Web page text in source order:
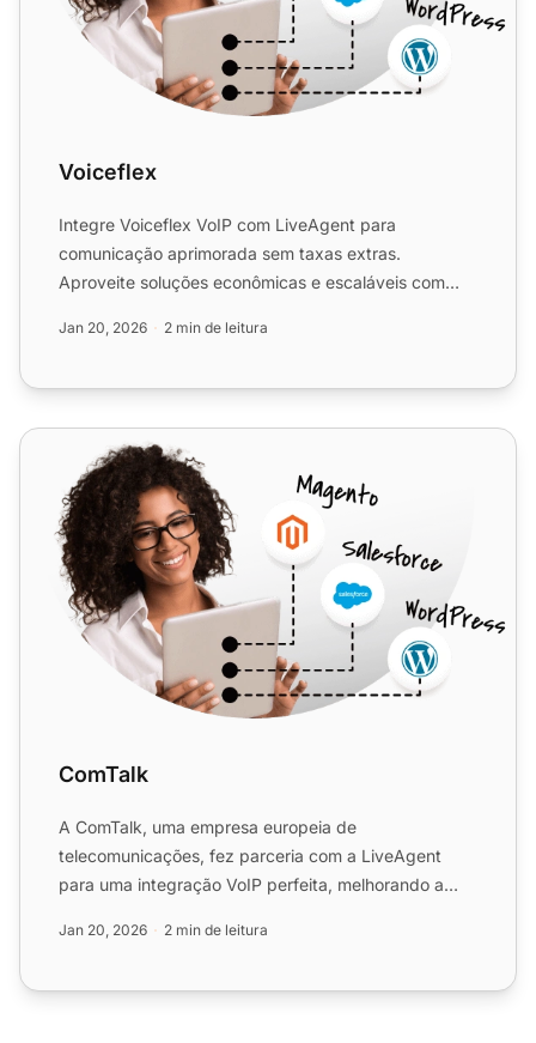
Voiceflex
Integre Voiceflex VoIP com LiveAgent para
comunicação aprimorada sem taxas extras.
Aproveite soluções econômicas e escaláveis com
Jan 20, 2026 2 min de leitura
ComTalk
ComTalk
A ComTalk, uma empresa europeia de
telecomunicações, fez parceria com a LiveAgent
para uma integração VoIP perfeita, melhorando a
Jan 20, 2026 2 min de leitura